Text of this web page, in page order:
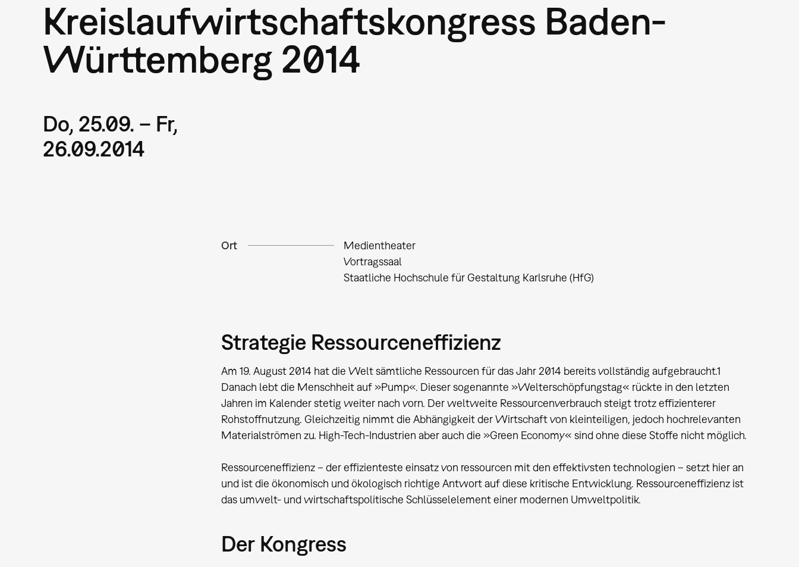
Kreislaufwirtschaftskongress Baden-
Württemberg 2014
Do, 25.09. – Fr,
26.09.2014
Ort
Medientheater
Vortragssaal
Staatliche Hochschule für Gestaltung Karlsruhe (HfG)
Strategie Ressourceneffizienz
Am 19. August 2014 hat die Welt sämtliche Ressourcen für das Jahr 2014 bereits vollständig aufgebraucht.1
Danach lebt die Menschheit auf »Pump«. Dieser sogenannte »Welterschöpfungstag« rückte in den letzten
Jahren im Kalender stetig weiter nach vorn. Der weltweite Ressourcenverbrauch steigt trotz effizienterer
Rohstoffnutzung. Gleichzeitig nimmt die Abhängigkeit der Wirtschaft von kleinteiligen, jedoch hochrelevanten
Materialströmen zu. High-Tech-Industrien aber auch die »Green Economy« sind ohne diese Stoffe nicht möglich.
Ressourceneffizienz – der effizienteste einsatz von ressourcen mit den effektivsten technologien – setzt hier an
und ist die ökonomisch und ökologisch richtige Antwort auf diese kritische Entwicklung. Ressourceneffizienz ist
das umwelt- und wirtschaftspolitische Schlüsselelement einer modernen Umweltpolitik.
Der Kongress